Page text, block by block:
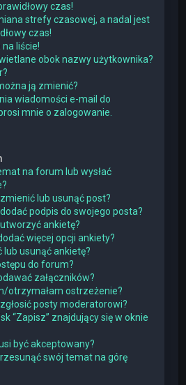
czas!
strefy czasowej, a nadal jest
czas!
liście!
obok nazwy użytkownika?
ją zmienić?
wiadomości e-mail do
mnie o zalogowanie.
na forum lub wysłać
lub usunąć post?
podpis do swojego posta?
ankietę?
więcej opcji ankiety?
lub usunąć ankietę?
do forum?
załączników?
otrzymałam ostrzeżenie?
posty moderatorowi?
“Zapisz” znajdujący się w oknie
być akceptowany?
swój temat na górę